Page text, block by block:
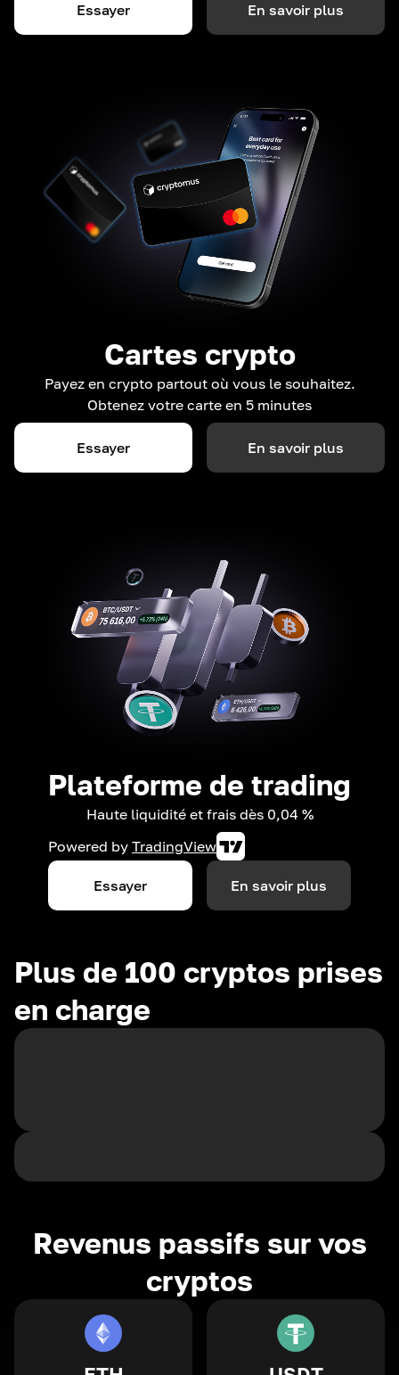
Essayer En savoir plus
Cartes crypto
Payez en crypto partout où vous le souhaitez.
Obtenez votre carte en 5 minutes
Essayer En savoir plus
Plateforme de trading
Haute liquidité et frais dès 0,04 %
Powered by TradingView
Essayer En savoir plus
Plus de 100 cryptos prises
en charge
Revenus passifs sur vos
cryptos